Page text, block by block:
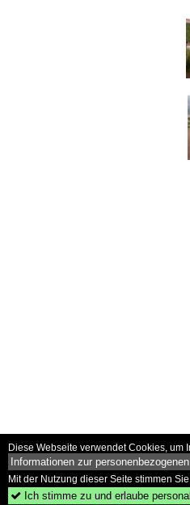
Diese Webseite verwendet Cookies,
Informationen zur
Mit der Nutzung dieser Seite stimmen
 Ich stimme zu und erlaube